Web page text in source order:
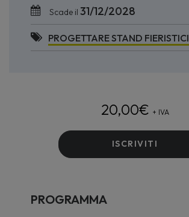
Scade il 31/12/2028
PROGETTARE STAND FIERISTICI
20,00€ + IVA
ISCRIVITI
PROGRAMMA